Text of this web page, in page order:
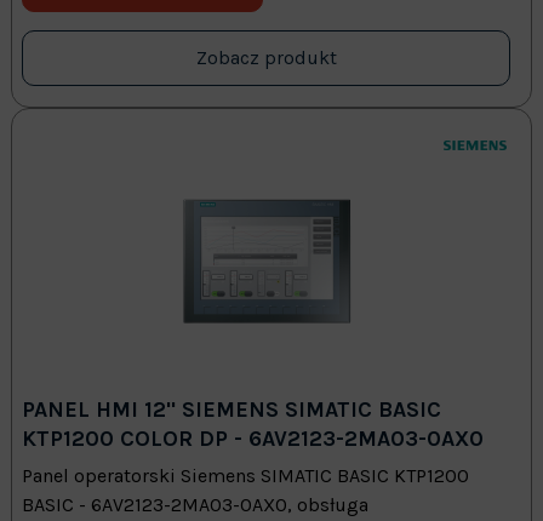
Zobacz produkt
PANEL HMI 12" SIEMENS SIMATIC BASIC
KTP1200 COLOR DP - 6AV2123-2MA03-0AX0
Panel operatorski Siemens SIMATIC BASIC KTP1200
BASIC - 6AV2123-2MA03-0AX0, obsługa